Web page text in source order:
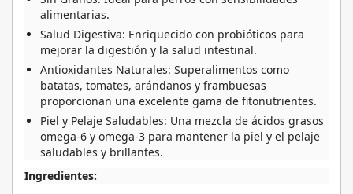
alimentarias.
Salud Digestiva: Enriquecido con probióticos para
mejorar la digestión y la salud intestinal.
Antioxidantes Naturales: Superalimentos como
batatas, tomates, arándanos y frambuesas
proporcionan una excelente gama de fitonutrientes.
Piel y Pelaje Saludables: Una mezcla de ácidos grasos
omega-6 y omega-3 para mantener la piel y el pelaje
saludables y brillantes.
Ingredientes: